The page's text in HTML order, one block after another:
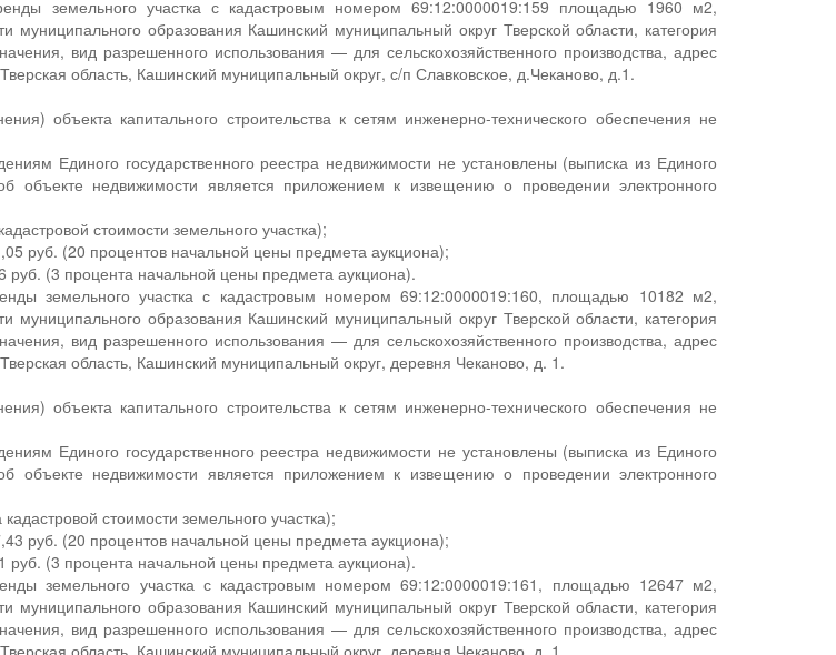
земельного участка с кадастровым номером 69:12:0000019:159 площадью 1960 м2,
муниципального образования Кашинский муниципальный округ Тверской области, категория
вид разрешенного использования — для сельскохозяйственного производства, адрес
область, Кашинский муниципальный округ, с/п Славковское, д.Чеканово, д.1.
объекта капитального строительства к сетям инженерно-технического обеспечения не
Единого государственного реестра недвижимости не установлены (выписка из Единого
объекте недвижимости является приложением к извещению о проведении электронного
стоимости земельного участка);
руб. (20 процентов начальной цены предмета аукциона);
(3 процента начальной цены предмета аукциона).
земельного участка с кадастровым номером 69:12:0000019:160, площадью 10182 м2,
муниципального образования Кашинский муниципальный округ Тверской области, категория
вид разрешенного использования — для сельскохозяйственного производства, адрес
область, Кашинский муниципальный округ, деревня Чеканово, д. 1.
объекта капитального строительства к сетям инженерно-технического обеспечения не
Единого государственного реестра недвижимости не установлены (выписка из Единого
объекте недвижимости является приложением к извещению о проведении электронного
стоимости земельного участка);
руб. (20 процентов начальной цены предмета аукциона);
(3 процента начальной цены предмета аукциона).
земельного участка с кадастровым номером 69:12:0000019:161, площадью 12647 м2,
муниципального образования Кашинский муниципальный округ Тверской области, категория
вид разрешенного использования — для сельскохозяйственного производства, адрес